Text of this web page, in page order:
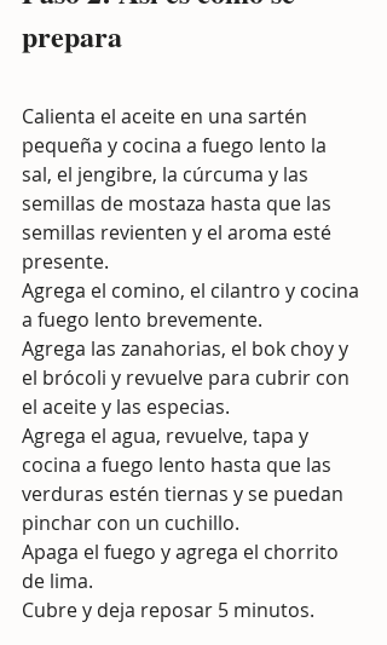
prepara
Calienta el aceite en una sartén
pequeña y cocina a fuego lento la
sal, el jengibre, la cúrcuma y las
semillas de mostaza hasta que las
semillas revienten y el aroma esté
presente.
Agrega el comino, el cilantro y cocina
a fuego lento brevemente.
Agrega las zanahorias, el bok choy y
el brócoli y revuelve para cubrir con
el aceite y las especias.
Agrega el agua, revuelve, tapa y
cocina a fuego lento hasta que las
verduras estén tiernas y se puedan
pinchar con un cuchillo.
Apaga el fuego y agrega el chorrito
de lima.
Cubre y deja reposar 5 minutos.